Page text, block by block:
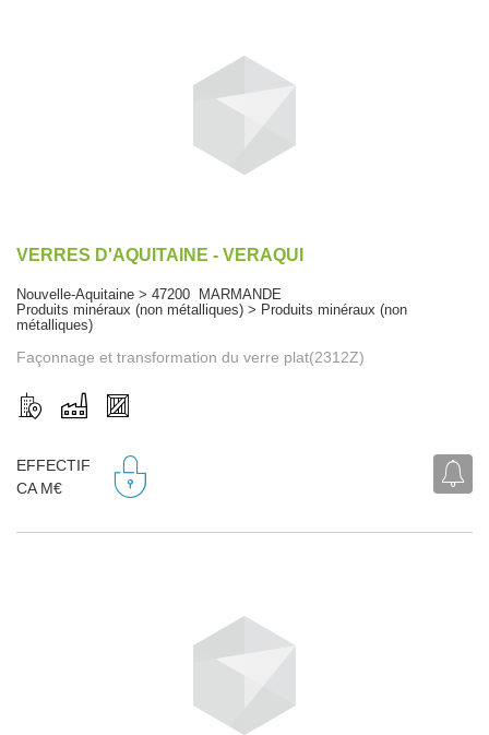
VERRES D'AQUITAINE - VERAQUI
Nouvelle-Aquitaine > 47200 MARMANDE
Produits minéraux (non métalliques) > Produits minéraux (non
métalliques)
Façonnage et transformation du verre plat(2312Z)
EFFECTIF
CA M€